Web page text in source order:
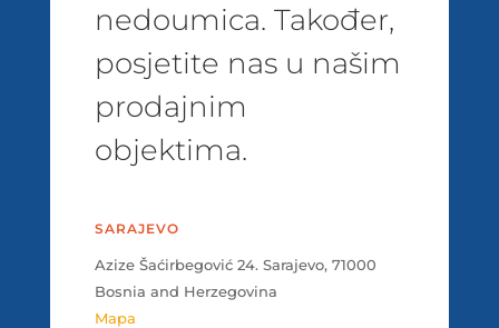
nedoumica. Također,
posjetite nas u našim
prodajnim
objektima.
SARAJEVO
Azize Šaćirbegović 24. Sarajevo, 71000
Bosnia and Herzegovina
Mapa